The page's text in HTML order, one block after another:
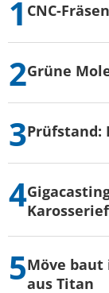
CNC-
Grüne
Prüfstand:
Möve baut
aus Titan